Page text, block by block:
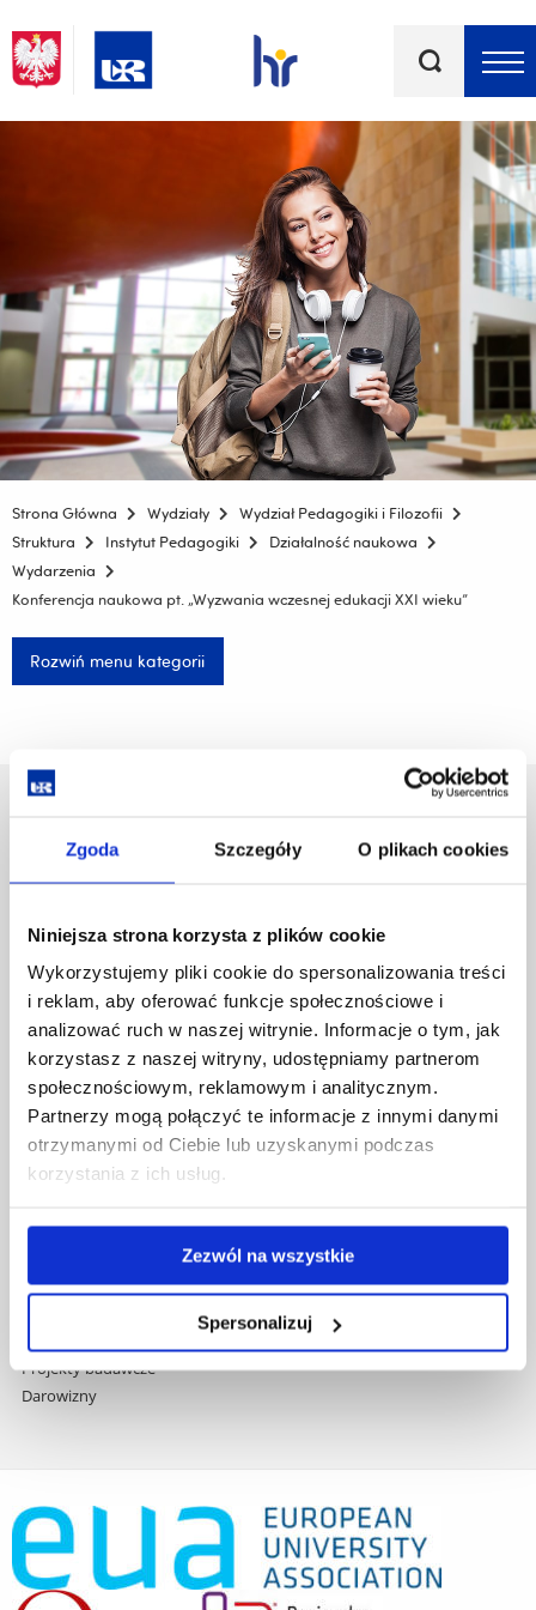
Zgoda Szczegóły O plikach cookies
Niniejsza strona korzysta z plików cookie
Wykorzystujemy pliki cookie do spersonalizowania treści
i reklam, aby oferować funkcje społecznościowe i
analizować ruch w naszej witrynie. Informacje o tym, jak
korzystasz z naszej witryny, udostępniamy partnerom
społecznościowym, reklamowym i analitycznym.
Partnerzy mogą połączyć te informacje z innymi danymi
otrzymanymi od Ciebie lub uzyskanymi podczas
korzystania z ich usług.
Zezwól na wszystkie
Spersonalizuj
kluczowe
Strona Główna Wydziały
Wydział Pedagogiki i Filozofii
Struktura
Instytut Pedagogiki
Działalność naukowa
Wydarzenia
Konferencja naukowa pt. „Wyzwania wczesnej edukacji XXI wieku”
Rozwiń menu kategorii
Al. Tadeusza Rejtana 16C
Pomiń
nawigację
przejdź
do
treści
Polityka prywatności
Biblioteka
Wydawnictwo
Covid info
Studia podyplomowe
Praca na UR
Zamówienia publiczne
Fundusze strukturalne
Projekty współfinansowane przez UE
Wynajem sal
Dane kontaktowe
Deklaracja dostępności cyfrowej
Projekty badawcze
Darowizny